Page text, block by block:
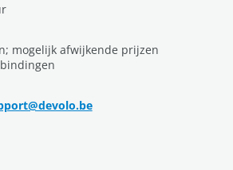
mogelijk afwijkende prijzen